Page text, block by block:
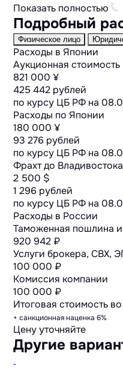
Показать полностью
Подробный
Физическое лицо
Расходы в Японии
Аукционная стоимость
821 000 ¥
425 442 рублей
по курсу ЦБ РФ на
Расходы по Японии
180 000 ¥
93 276 рублей
по курсу ЦБ РФ на
Фрахт до Владивостока
2 500 $
1 296 рублей
по курсу ЦБ РФ на
Расходы в России
Таможенная пошлина
920 942 ₽
Услуги брокера, СВХ,
100 000 ₽
Комиссия компании
100 000 ₽
Итоговая стоимость
+ санкционная наценка 6%
Цену уточняйте
Другие